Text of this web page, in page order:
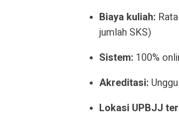
Biaya kuliah:
jumlah SKS)
Sistem: 100%
Akreditasi:
Lokasi UPBJJ